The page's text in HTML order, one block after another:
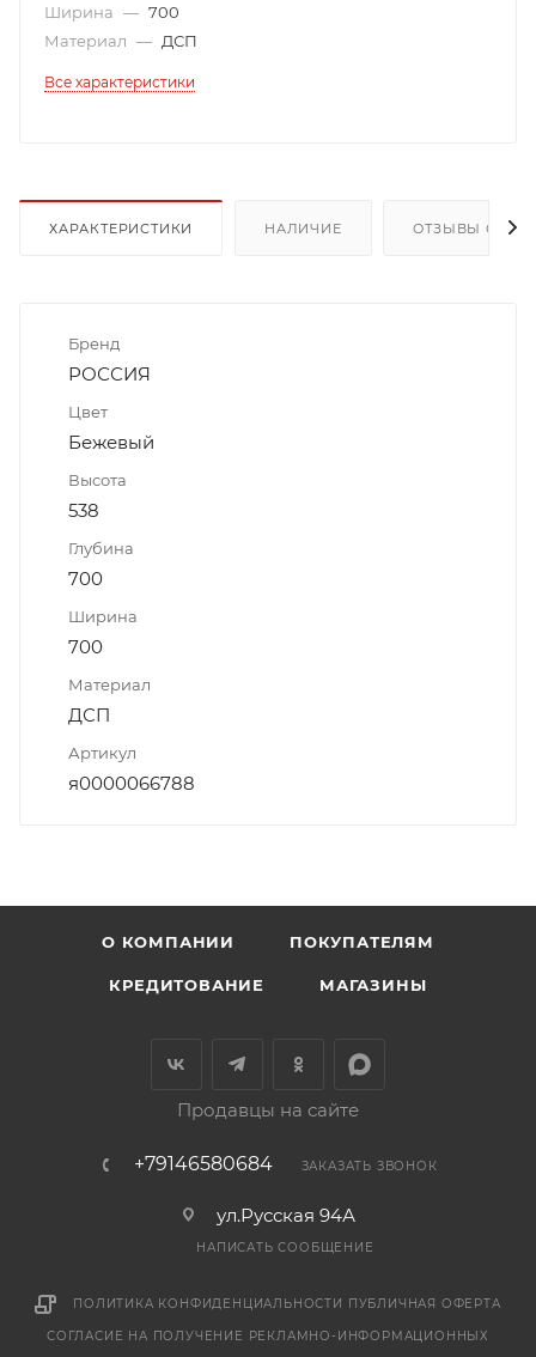
Ширина — 700
Материал — ДСП
Все характеристики
ХАРАКТЕРИСТИКИ НАЛИЧИЕ ОТЗЫВЫ О
Бренд
РОССИЯ
Цвет
Бежевый
Высота
538
Глубина
700
Ширина
700
Материал
ДСП
Артикул
я0000066788
О КОМПАНИИ ПОКУПАТЕЛЯМ
КРЕДИТОВАНИЕ МАГАЗИНЫ
Продавцы на сайте
+79146580684 ЗАКАЗАТЬ ЗВОНОК
ул.Русская 94А
НАПИСАТЬ СООБЩЕНИЕ
ПОЛИТИКА КОНФИДЕНЦИАЛЬНОСТИ ПУБЛИЧНАЯ ОФЕРТА
СОГЛАСИЕ НА ПОЛУЧЕНИЕ РЕКЛАМНО-ИНФОРМАЦИОННЫХ